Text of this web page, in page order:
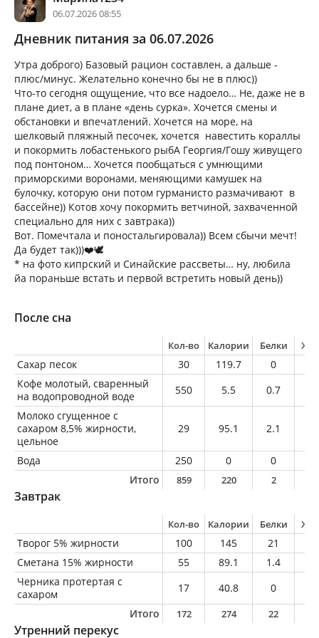
06.07.2026 08:55
Дневник питания за 06.07.2026
Утра доброго) Базовый рацион составлен, а дальше -
плюс/минус. Желательно конечно бы не в плюс))
Что-то сегодня ощущение, что все надоело… Не, даже не в
плане диет, а в плане «день сурка». Хочется смены и
обстановки и впечатлений. Хочется на море, на
шелковый пляжный песочек, хочется навестить кораллы
и покормить лобастенького рыбА Георгия/Гошу живущего
под понтоном… Хочется пообщаться с умнющими
приморскими воронами, меняющими камушек на
булочку, которую они потом гурманисто размачивают в
бассейне)) Котов хочу покормить ветчиной, захваченной
специально для них с завтрака))
Вот. Помечтала и поностальгировала)) Всем сбычи мечт!
Да будет так)))❤️🕊️
* на фото кипрский и Синайские рассветы… ну, любила
йа пораньше встать и первой встретить новый день))
После сна
Кол-во Калории Белки
Сахар песок 30 119.7 0
Кофе молотый, сваренный
на водопроводной воде
550 5.5 0.7
Молоко сгущенное с
сахаром 8,5% жирности,
цельное
29 95.1 2.1
Вода 250 0 0
Итого
859 220 2
Завтрак
Кол-во Калории Белки
Творог 5% жирности 100 145 21
Сметана 15% жирности
55 89.1 1.4
Черника протертая с
сахаром
17 40.8 0
Итого
172 274 22
Утренний перекус